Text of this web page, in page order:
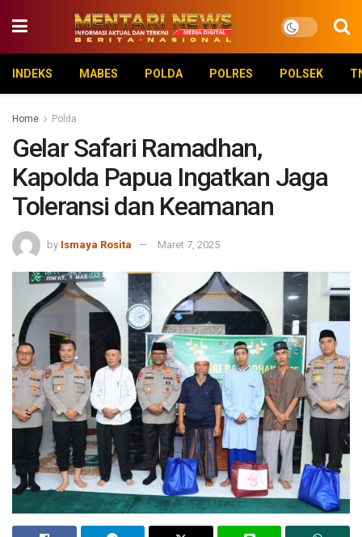
INDEKS MABES POLDA POLRES POLSEK
Home Polda
Gelar Safari Ramadhan,
Kapolda Papua Ingatkan Jaga
Toleransi dan Keamanan
by Ismaya Rosita Maret 7, 2025